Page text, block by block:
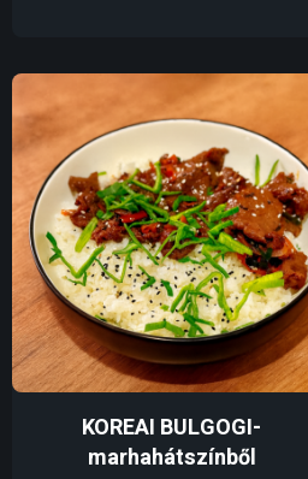
KOREAI BULGOGI-
marhahátszínből